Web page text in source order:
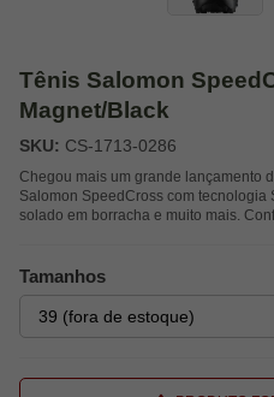
Tênis Salomon
Magnet/Black
SKU: CS-1713-0286
Chegou mais um grande lançamento
Salomon SpeedCross com
solado em borracha e muito mais.
Tamanhos